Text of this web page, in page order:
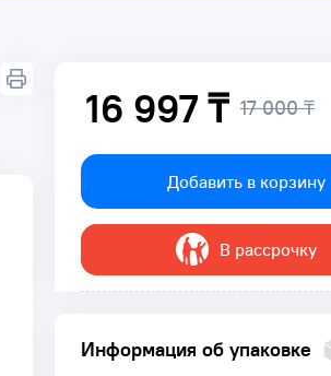
16 997 ₸ 17 000 ₸
Добавить в корзину
В рассрочку
Информация об упаковке